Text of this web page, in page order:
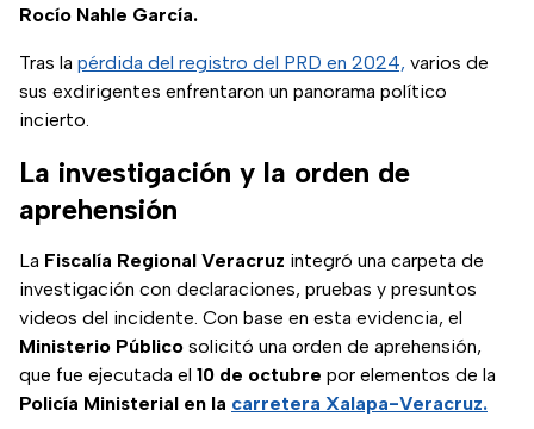
Rocío Nahle García.
Tras la pérdida del registro del PRD en 2024, varios de
sus exdirigentes enfrentaron un panorama político
incierto.
La investigación y la orden de
aprehensión
La Fiscalía Regional Veracruz integró una carpeta de
investigación con declaraciones, pruebas y presuntos
videos del incidente. Con base en esta evidencia, el
Ministerio Público solicitó una orden de aprehensión,
que fue ejecutada el 10 de octubre por elementos de la
Policía Ministerial en la carretera Xalapa-Veracruz.